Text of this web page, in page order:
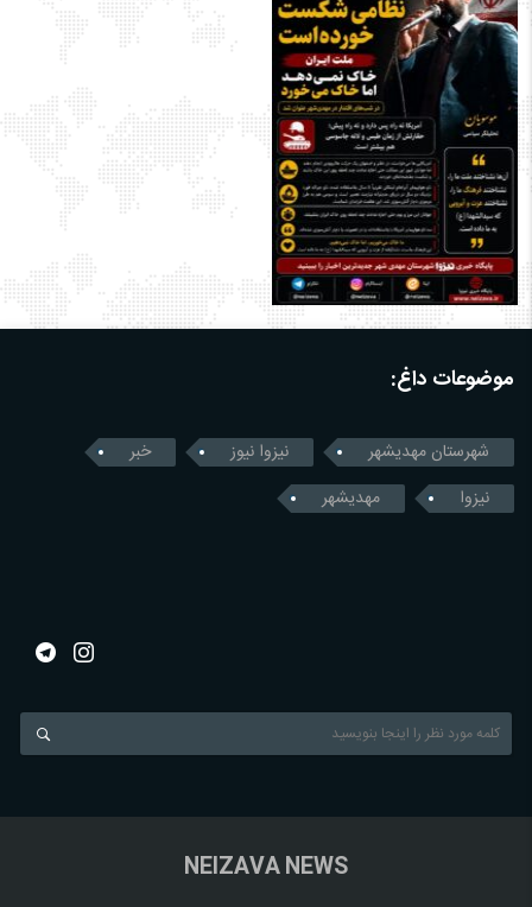
موضوعات داغ:
شهرستان مهدیشهر نیزوا نیوز
خبر
نیزوا
مهدیشهر
NEIZAVA NEWS